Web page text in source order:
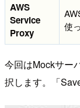
AWS
Service
Proxy
使
今回はMockサー
択します。「